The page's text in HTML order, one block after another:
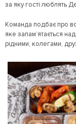
за яку гості люблять
Команда подбає про
яке запам’ятається
рідними, колегами,